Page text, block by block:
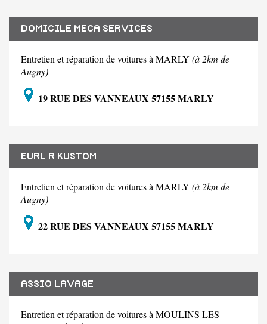
DOMICILE MECA SERVICES
Entretien et réparation de voitures à MARLY (à 2km de
Augny)
19 RUE DES VANNEAUX 57155 MARLY
EURL R KUSTOM
Entretien et réparation de voitures à MARLY (à 2km de
Augny)
22 RUE DES VANNEAUX 57155 MARLY
ASSIO LAVAGE
Entretien et réparation de voitures à MOULINS LES